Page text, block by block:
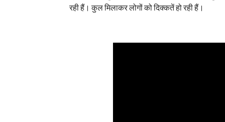
रही हैं। कुल मिलाकर लोगों को दिक्कतें हो रही हैं।